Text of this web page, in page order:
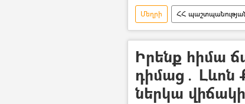
Մեղրի ՀՀ
հայ-ադրբեջանական
Իրենք հիմա
դիմաց․ Լևոն
ներկա